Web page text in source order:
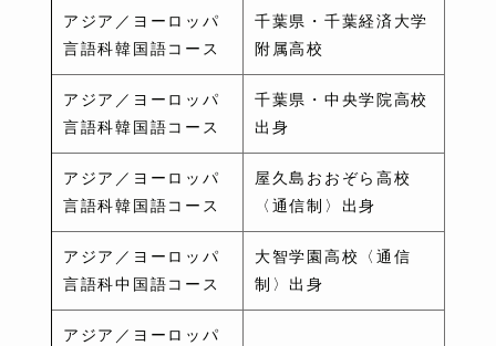
アジア／ヨーロッパ
言語科韓国語コース
千葉県・千葉経済大学
附属高校
アジア／ヨーロッパ
言語科韓国語コース
千葉県・中央学院高校
出身
アジア／ヨーロッパ
言語科韓国語コース
屋久島おおぞら高校
〈通信制〉出身
アジア／ヨーロッパ
言語科中国語コース
大智学園高校〈通信
制〉出身
アジア／ヨーロッパ